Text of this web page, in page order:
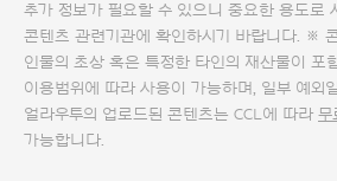
추가 정보가 필요할 수 있으니 중요한 용도로
콘텐츠 관련기관에 확인하시기 바랍니다. ※
인물의 초상 혹은 특정한 타인의 재산물이 포
이용범위에 따라 사용이 가능하며, 일부 예외
얼라우투의 업로드된 콘텐츠는 CCL에 따라 무
가능합니다.